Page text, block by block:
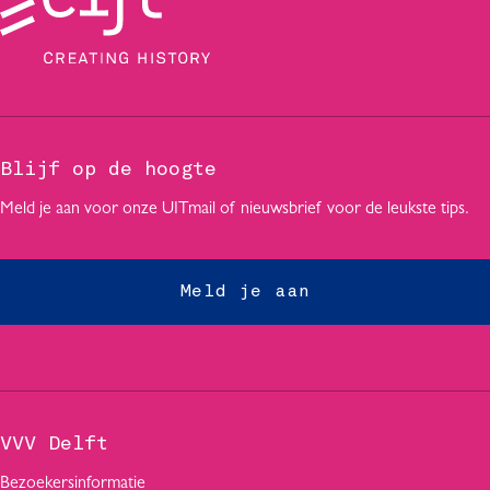
Blijf op de hoogte
Meld je aan voor onze UITmail of nieuwsbrief voor de leukste tips.
Meld je aan
VVV Delft
Bezoekersinformatie